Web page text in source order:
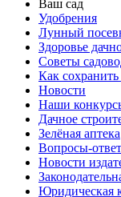
Ваш сад
Удобрения
Лунный
Здоровье
Советы
Как
Новости
Наши
Дачное
Зелёная аптека
Вопросы-
Новости
Юридическая